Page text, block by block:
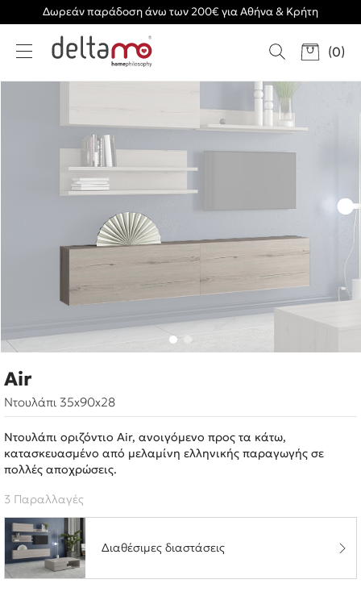
Δωρεάν παράδοση άνω των 200€ για Αθήνα & Κρήτη
(0)
Air
Ντουλάπι 35x90x28
Ντουλάπι οριζόντιο Air, ανοιγόμενο προς τα κάτω,
κατασκευασμένο από μελαμίνη ελληνικής παραγωγής σε
πολλές αποχρώσεις.
3 Παραλλαγές
Διαθέσιμες διαστάσεις